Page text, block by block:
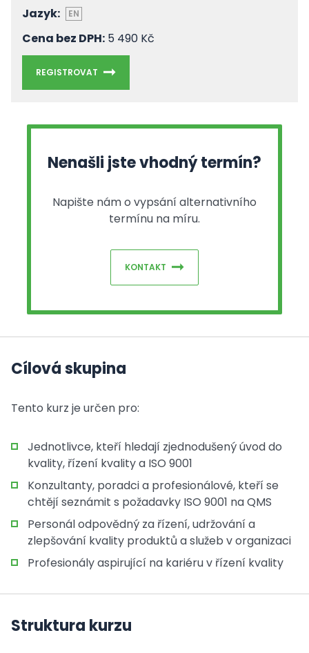
Jazyk:
EN
Cena bez DPH: 5 490 Kč
REGISTROVAT
Nenašli jste vhodný termín?
Napište nám o vypsání alternativního
termínu na míru.
KONTAKT
Cílová skupina
Tento kurz je určen pro:
Jednotlivce, kteří hledají zjednodušený úvod do
kvality, řízení kvality a ISO 9001
Konzultanty, poradci a profesionálové, kteří se
chtějí seznámit s požadavky ISO 9001 na QMS
Personál odpovědný za řízení, udržování a
zlepšování kvality produktů a služeb v organizaci
Profesionály aspirující na kariéru v řízení kvality
Struktura kurzu